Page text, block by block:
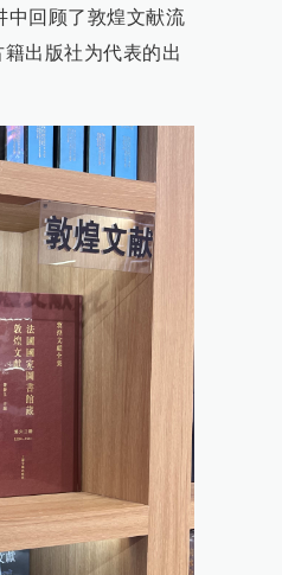
中回顾了敦煌文献流
出版社为代表的出